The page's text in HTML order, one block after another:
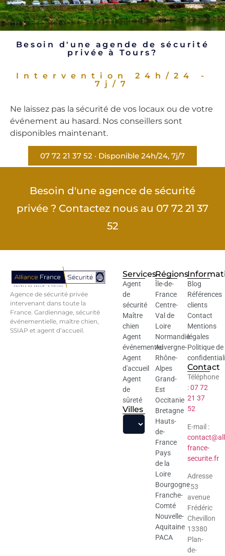
Besoin d'une agende de sécurité
privée à Tours?
Intervention 24h/24 -
7j/7
Ne laissez pas la sécurité de vos locaux ou de votre
événement au hasard. Nos conseillers sont
disponibles maintenant.
07 72 21 37 52 · Disponible 24h/24, 7j/7
Besoin d'une agence de sécurité
privée ? Contactez nous au 07 72 21 37
52
Agence de sécurité privée
intervenant dans toute la
France. Gardiennage, sécurité
événementielle, maître chien,
SSIAP et agent d’accueil.
Services
Agent
de
sécurité
Maître
chien
Agent
événementiel
Agent
d'accueil
Agent
de
sûreté
Villes
Régions
Île-de-
France
Centre-
Val de
Loire
Normandie
Auvergne-
Rhône-
Alpes
Grand-
Est
Occitanie
Bretagne
Hauts-
de-
France
Pays
de la
Loire
Bourgogne
Franche-
Comté
Nouvelle-
Aquitaine
PACA
Blog
Références
clients
Contact
Mentions
légales
Politique de
Contact
Téléphone
:07 72
21 37
52
E-mail :
france-
securite.fr
Adresse
: 53
avenue
Frédéric
Chevillon
13380
Plan-
de-